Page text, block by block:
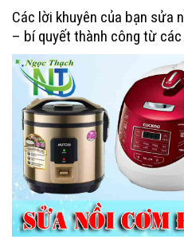
Các lời khuyên của bạn sửa
– bí quyết thành công từ các